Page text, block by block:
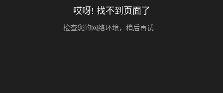
哎呀! 找不到页面了
检查您的网络环境，稍后再试...